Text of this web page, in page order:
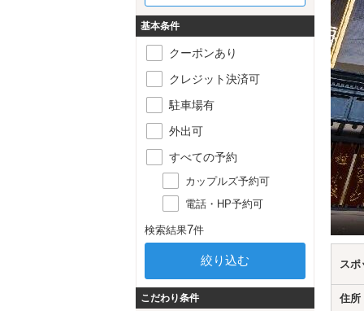
スポ
住所
基本条件
クーポンあり
クレジット決済可
駐車場有
外出可
すべての予約
カップルズ予約可
電話・HP予約可
検索結果7件
こだわり条件